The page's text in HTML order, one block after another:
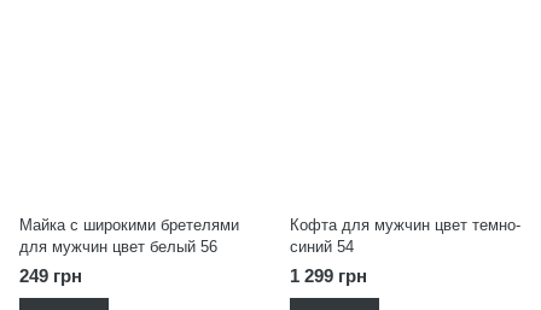
Майка с широкими бретелями
для мужчин цвет белый 56
249 грн
Кофта для мужчин цвет темно-
синий 54
1 299 грн